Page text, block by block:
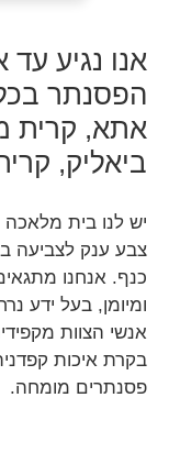
אנו נגיע
הפסנתר
אתא, קרית
ביאליק,
יש לנו בית מלאכה
צבע ענק לצביעה
כנף. אנחנו
ומיומן, בעל ידע
אנשי הצוות
בקרת איכות
פסנתרים מומחה.